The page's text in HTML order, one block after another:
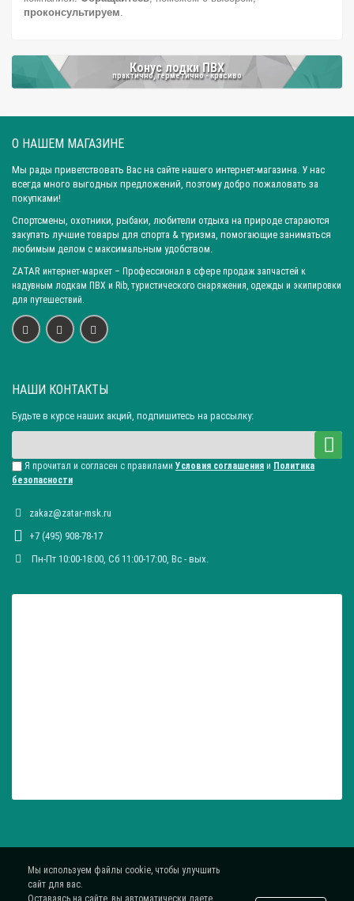
проконсультируем.
Конус лодки ПВХ
практично, герметично - красиво
О НАШЕМ МАГАЗИНЕ
Мы рады приветствовать Вас на сайте нашего интернет-магазина. У нас
всегда много выгодных предложений, поэтому добро пожаловать за
покупками!
Спортсмены, охотники, рыбаки, любители отдыха на природе стараются
закупать лучшие товары для спорта & туризма, помогающие заниматься
любимым делом с максимальным удобством.
ZATAR интернет-маркет – Профессионал в сфере продаж запчастей к
надувным лодкам ПВХ и Rib, туристического снаряжения, одежды и экипировки
для путешествий.
НАШИ КОНТАКТЫ
Будьте в курсе наших акций, подпишитесь на рассылку:
Я прочитал и согласен с правилами Условия соглашения и Политика
безопасности
zakaz@zatar-msk.ru
+7 (495) 908-78-17
Пн-Пт 10:00-18:00, Сб 11:00-17:00, Вc - вых.
Мы используем файлы cookie, чтобы улучшить
сайт для вас.
Оставаясь на сайте, вы автоматически даете